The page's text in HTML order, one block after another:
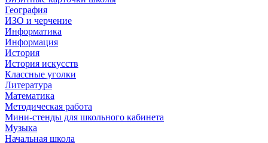
География
ИЗО и черчение
Информатика
Информация
История
История искусств
Классные уголки
Литература
Математика
Методическая работа
Мини-стенды для школьного кабинета
Музыка
Начальная школа